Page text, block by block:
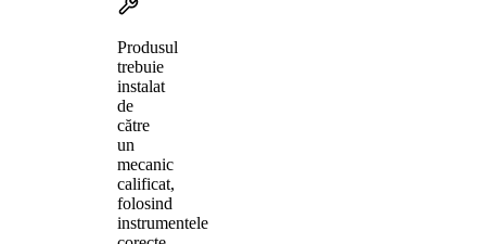
Produsul
trebuie
instalat
de
către
un
mecanic
calificat,
folosind
instrumentele